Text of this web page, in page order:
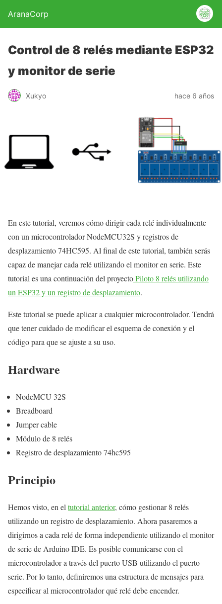
AranaCorp
Control de 8 relés mediante ESP32
y monitor de serie
Xukyo hace 6 años
En este tutorial, veremos cómo dirigir cada relé individualmente
con un microcontrolador NodeMCU32S y registros de
desplazamiento 74HC595. Al final de este tutorial, también serás
capaz de manejar cada relé utilizando el monitor en serie. Este
tutorial es una continuación del proyectoPiloto 8 relés utilizando
un ESP32 y un registro de desplazamiento.
Este tutorial se puede aplicar a cualquier microcontrolador. Tendrá
que tener cuidado de modificar el esquema de conexión y el
código para que se ajuste a su uso.
Hardware
NodeMCU 32S
Breadboard
Jumper cable
Módulo de 8 relés
Registro de desplazamiento 74hc595
Principio
Hemos visto, en el tutorial anterior, cómo gestionar 8 relés
utilizando un registro de desplazamiento. Ahora pasaremos a
dirigirnos a cada relé de forma independiente utilizando el monitor
de serie de Arduino IDE. Es posible comunicarse con el
microcontrolador a través del puerto USB utilizando el puerto
serie. Por lo tanto, definiremos una estructura de mensajes para
especificar al microcontrolador qué relé debe encender.